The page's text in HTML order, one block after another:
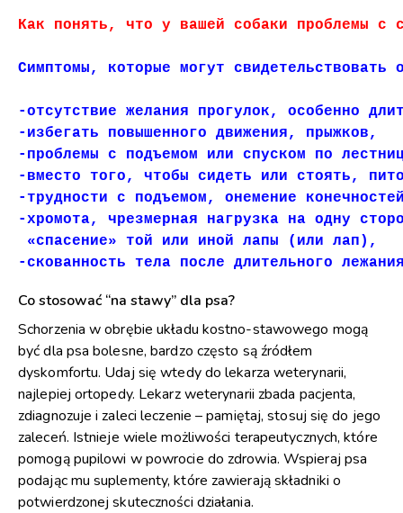
Как понять, что у вашей собаки проблемы с
-отсутствие желания прогулок, особенно
-избегать повышенного движения, прыжков,
-проблемы с подъемом или спуском по
-вместо того, чтобы сидеть или стоять,
-трудности с подъемом, онемение
-хромота, чрезмерная нагрузка на одну
«спасение» той или иной лапы (или лап),
-скованность тела после длительного
Co stosować “na stawy” dla psa?
Schorzenia w obrębie układu kostno-stawowego mogą
być dla psa bolesne, bardzo często są źródłem
dyskomfortu. Udaj się wtedy do lekarza weterynarii,
najlepiej ortopedy. Lekarz weterynarii zbada pacjenta,
zdiagnozuje i zaleci leczenie – pamiętaj, stosuj się do jego
zaleceń. Istnieje wiele możliwości terapeutycznych, które
pomogą pupilowi w powrocie do zdrowia. Wspieraj psa
podając mu suplementy, które zawierają składniki o
potwierdzonej skuteczności działania.